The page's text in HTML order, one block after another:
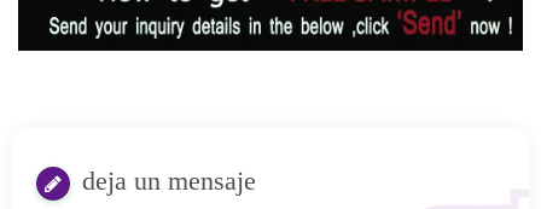
deja un mensaje